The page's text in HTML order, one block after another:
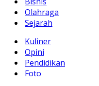
Olahraga
Sejarah
Kuliner
Opini
Pendidikan
Foto